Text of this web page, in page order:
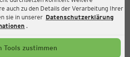
auch zu den Details der Verarbeitung Ihrer
sie in unserer Datenschutzerklärung
.
Tools zustimmen